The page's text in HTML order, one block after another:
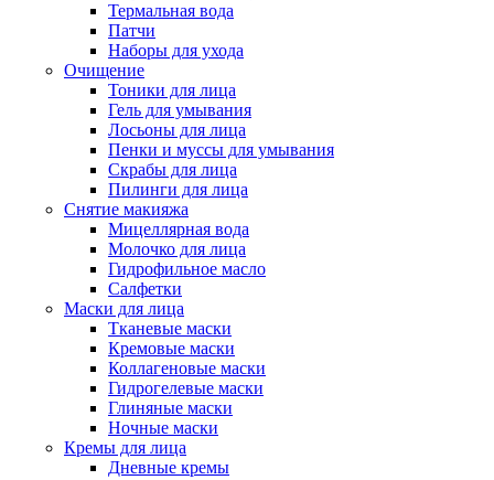
Термальная вода
Патчи
Наборы для ухода
Очищение
Тоники для лица
Гель для умывания
Лосьоны для лица
Пенки и муссы для умывания
Скрабы для лица
Пилинги для лица
Снятие макияжа
Мицеллярная вода
Молочко для лица
Гидрофильное масло
Салфетки
Маски для лица
Тканевые маски
Кремовые маски
Коллагеновые маски
Гидрогелевые маски
Глиняные маски
Ночные маски
Кремы для лица
Дневные кремы